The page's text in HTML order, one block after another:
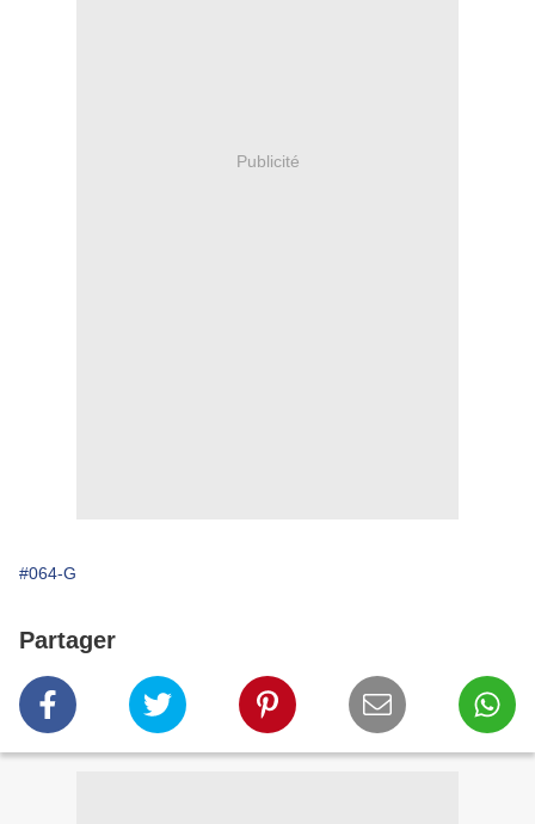
Publicité
#064-G
Partager